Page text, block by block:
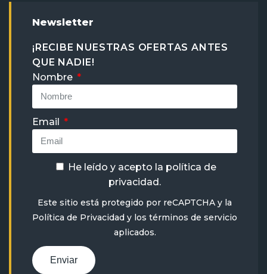
Newsletter
¡RECIBE NUESTRAS OFERTAS ANTES
QUE NADIE!
Nombre
Email
He leído y acepto la política de
privacidad.
Este sitio está protegido por reCAPTCHA y la
Política de Privacidad y los términos de servicio
aplicados.
Enviar